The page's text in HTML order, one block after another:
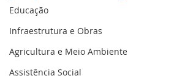
Educação
Infraestrutura e Obras
Agricultura e Meio Ambiente
Assistência Social